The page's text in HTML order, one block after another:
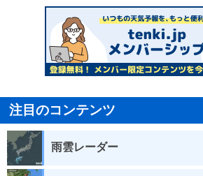
注目のコンテンツ
雨雲レーダー